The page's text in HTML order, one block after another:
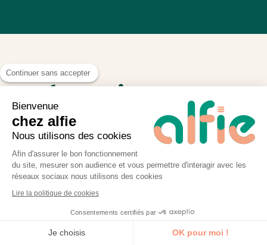
Nos formations
Illustrator dans les
autres villes
Les villes plébiscitées par nos
apprenants
Formation
Formation
Continuer sans accepter
Bienvenue
chez alfie
Nous utilisons des cookies
Afin d'assurer le bon fonctionnement
du site, mesurer son audience et vous permettre d'interagir avec les
réseaux sociaux nous utilisons des cookies
Lire la politique de cookies
Consentements certifiés par
Je choisis OK pour moi !